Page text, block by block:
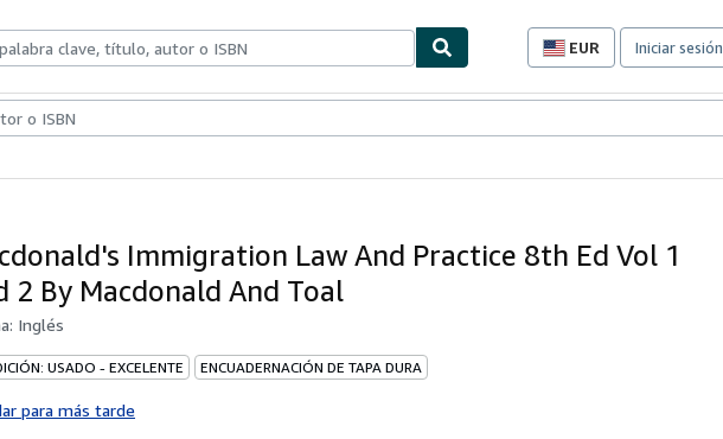
EUR
Preferencias
compra
sitio.
Iniciar sesión
Immigration Law And Practice 8th Ed Vol 1
2 By Macdonald And Toal
Inglés
USADO - EXCELENTE ENCUADERNACIÓN DE TAPA DURA
para más tarde